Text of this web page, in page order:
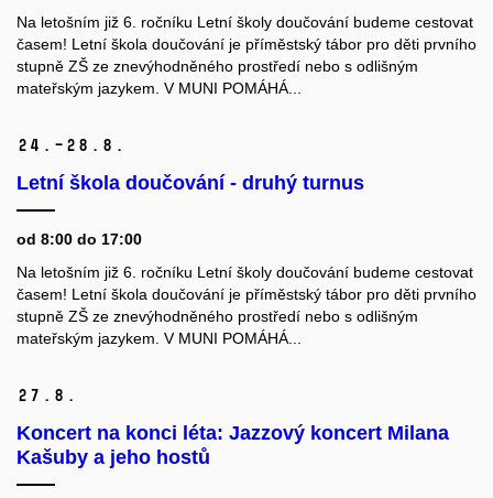
Na letošním již 6. ročníku Letní školy doučování budeme cestovat
časem! Letní škola doučování je příměstský tábor pro děti prvního
stupně ZŠ ze znevýhodněného prostředí nebo s odlišným
mateřským jazykem. V MUNI POMÁHÁ...
24.–28. 8.
Letní škola doučování - druhý turnus
od 8:00 do 17:00
Na letošním již 6. ročníku Letní školy doučování budeme cestovat
časem! Letní škola doučování je příměstský tábor pro děti prvního
stupně ZŠ ze znevýhodněného prostředí nebo s odlišným
mateřským jazykem. V MUNI POMÁHÁ...
27. 8.
Koncert na konci léta: Jazzový koncert Milana
Kašuby a jeho hostů